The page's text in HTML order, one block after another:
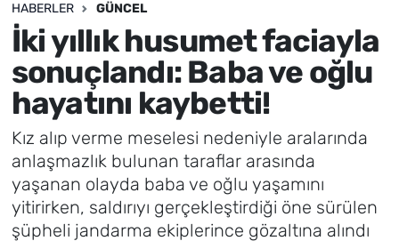
HABERLER GÜNCEL
İki yıllık husumet faciayla
sonuçlandı: Baba ve oğlu
hayatını kaybetti!
Kız alıp verme meselesi nedeniyle aralarında
anlaşmazlık bulunan taraflar arasında
yaşanan olayda baba ve oğlu yaşamını
yitirirken, saldırıyı gerçekleştirdiği öne sürülen
şüpheli jandarma ekiplerince gözaltına alındı
Asayiş / Polis-Adliye
Spor
Magazin
Foto Galeri
Künye
İletişim